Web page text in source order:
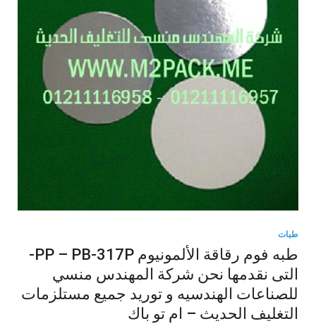
طبات
طبه فوم رقاقة الألمونيوم PP – PB-317P-
التى نقدمها نحن شركة المهندس منسي
للصناعات الهندسيه و توريد جميع مستلزمات
التغليف الحديث – ام تو باك